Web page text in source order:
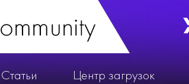
Статьи Центр загрузок